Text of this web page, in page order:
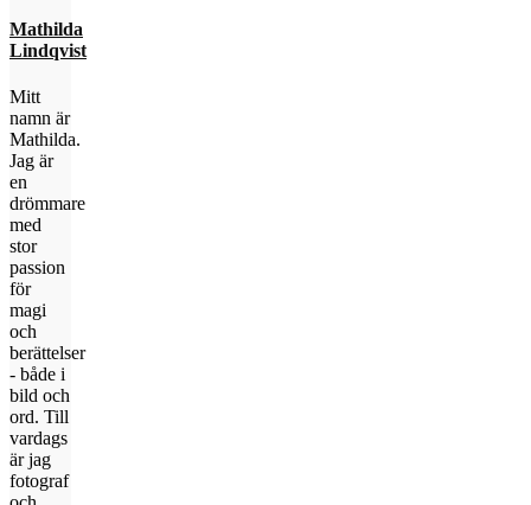
Mathilda
Lindqvist
Mitt
namn är
Mathilda.
Jag är
en
drömmare
med
stor
passion
för
magi
och
berättelser
- både i
bild och
ord. Till
vardags
är jag
fotograf